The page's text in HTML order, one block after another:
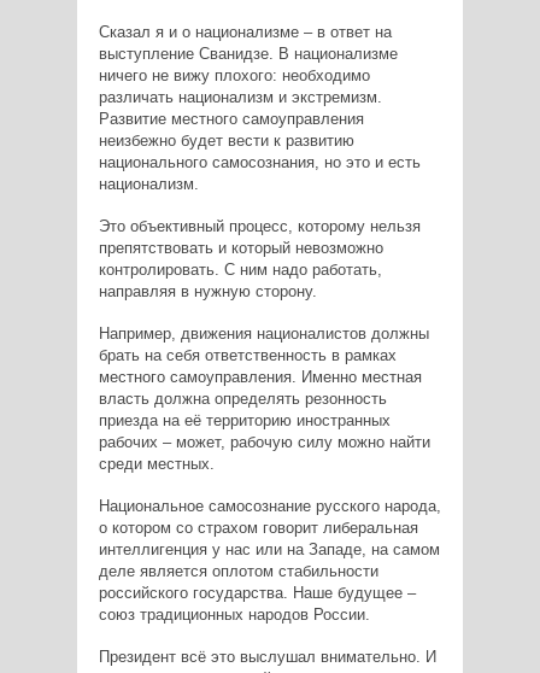
Сказал я и о национализме – в ответ на
выступление Сванидзе. В национализме
ничего не вижу плохого: необходимо
различать национализм и экстремизм.
Развитие местного самоуправления
неизбежно будет вести к развитию
национального самосознания, но это и есть
национализм.
Это объективный процесс, которому нельзя
препятствовать и который невозможно
контролировать. С ним надо работать,
направляя в нужную сторону.
Например, движения националистов должны
брать на себя ответственность в рамках
местного самоуправления. Именно местная
власть должна определять резонность
приезда на её территорию иностранных
рабочих – может, рабочую силу можно найти
среди местных.
Национальное самосознание русского народа,
о котором со страхом говорит либеральная
интеллигенция у нас или на Западе, на самом
деле является оплотом стабильности
российского государства. Наше будущее –
союз традиционных народов России.
Президент всё это выслушал внимательно. И